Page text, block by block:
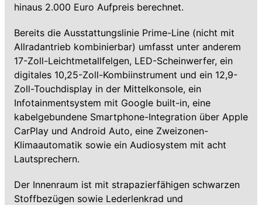
hinaus 2.000 Euro Aufpreis berechnet.
Bereits die Ausstattungslinie Prime-Line (nicht mit
Allradantrieb kombinierbar) umfasst unter anderem
17-Zoll-Leichtmetallfelgen, LED-Scheinwerfer, ein
digitales 10,25-Zoll-Kombiinstrument und ein 12,9-
Zoll-Touchdisplay in der Mittelkonsole, ein
Infotainmentsystem mit Google built-in, eine
kabelgebundene Smartphone-Integration über Apple
CarPlay und Android Auto, eine Zweizonen-
Klimaautomatik sowie ein Audiosystem mit acht
Lautsprechern.
Der Innenraum ist mit strapazierfähigen schwarzen
Stoffbezügen sowie Lederlenkrad und